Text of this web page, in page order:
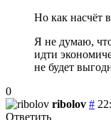
Но как насчёт
Я не думаю,
идти
не будет
0
ribolov #
Ответить